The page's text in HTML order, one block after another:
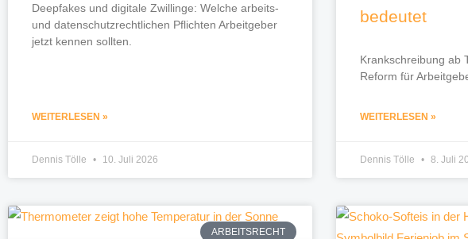
Deepfakes und digitale Zwillinge: Welche arbeits-
und datenschutzrechtlichen Pflichten Arbeitgeber
jetzt kennen sollten.
WEITERLESEN »
Dennis Tölle 10. Juli 2026
bedeutet
Krankschreibung ab
Reform für
WEITERLESEN »
Dennis Tölle 8. Juli
ARBEITSRECHT